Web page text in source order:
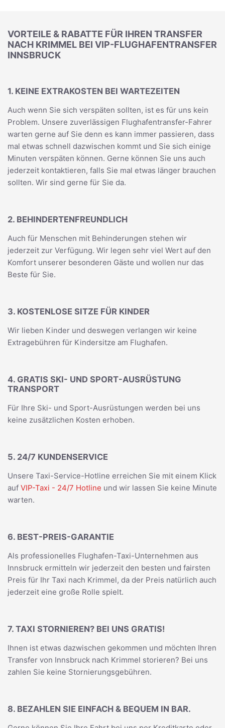
VORTEILE & RABATTE FÜR IHREN TRANSFER
NACH KRIMMEL BEI VIP-FLUGHAFENTRANSFER
INNSBRUCK
1. KEINE EXTRAKOSTEN BEI WARTEZEITEN
Auch wenn Sie sich verspäten sollten, ist es für uns kein
Problem. Unsere zuverlässigen Flughafentransfer-Fahrer
warten gerne auf Sie denn es kann immer passieren, dass
mal etwas schnell dazwischen kommt und Sie sich einige
Minuten verspäten können. Gerne können Sie uns auch
jederzeit kontaktieren, falls Sie mal etwas länger brauchen
sollten. Wir sind gerne für Sie da.
2. BEHINDERTENFREUNDLICH
Auch für Menschen mit Behinderungen stehen wir
jederzeit zur Verfügung. Wir legen sehr viel Wert auf den
Komfort unserer besonderen Gäste und wollen nur das
Beste für Sie.
3. KOSTENLOSE SITZE FÜR KINDER
Wir lieben Kinder und deswegen verlangen wir keine
Extragebühren für Kindersitze am Flughafen.
4. GRATIS SKI- UND SPORT-AUSRÜSTUNG
TRANSPORT
Für Ihre Ski- und Sport-Ausrüstungen werden bei uns
keine zusätzlichen Kosten erhoben.
5. 24/7 KUNDENSERVICE
Unsere Taxi-Service-Hotline erreichen Sie mit einem Klick
auf VIP-Taxi - 24/7 Hotline und wir lassen Sie keine Minute
warten.
6. BEST-PREIS-GARANTIE
Als professionelles Flughafen-Taxi-Unternehmen aus
Innsbruck ermitteln wir jederzeit den besten und fairsten
Preis für Ihr Taxi nach Krimmel, da der Preis natürlich auch
jederzeit eine große Rolle spielt.
7. TAXI STORNIEREN? BEI UNS GRATIS!
Ihnen ist etwas dazwischen gekommen und möchten Ihren
Transfer von Innsbruck nach Krimmel storieren? Bei uns
zahlen Sie keine Stornierungsgebühren.
8. BEZAHLEN SIE EINFACH & BEQUEM IN BAR.